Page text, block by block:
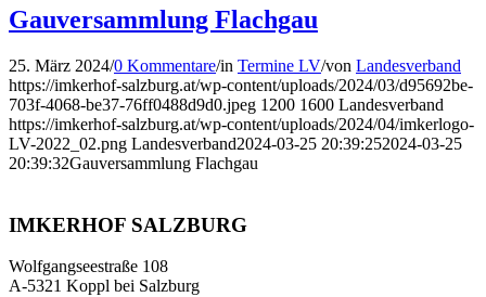
Gauversammlung Flachgau
25. März 2024/0 Kommentare/in Termine LV/von Landesverband
https://imkerhof-salzburg.at/wp-content/uploads/2024/03/d95692be-
703f-4068-be37-76ff0488d9d0.jpeg 1200 1600 Landesverband
https://imkerhof-salzburg.at/wp-content/uploads/2024/04/imkerlogo-
LV-2022_02.png Landesverband2024-03-25 20:39:252024-03-25
20:39:32Gauversammlung Flachgau
IMKERHOF SALZBURG
Wolfgangseestraße 108
A-5321 Koppl bei Salzburg